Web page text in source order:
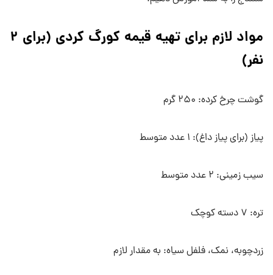
مواد لازم برای تهیه قیمه کورگ کردی (برای ۲
نفر)
گوشت چرخ کرده: ۲۵۰ گرم
پیاز (برای پیاز داغ): ۱ عدد متوسط
سیب زمینی: ۲ عدد متوسط
تره: ۷ دسته کوچک
زردچوبه، نمک، فلفل سیاه: به مقدار لازم